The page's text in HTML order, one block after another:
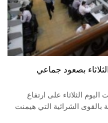
بصعود جماعي
الثلاثاء على ارتفاع
الشرائية التي هيمنت